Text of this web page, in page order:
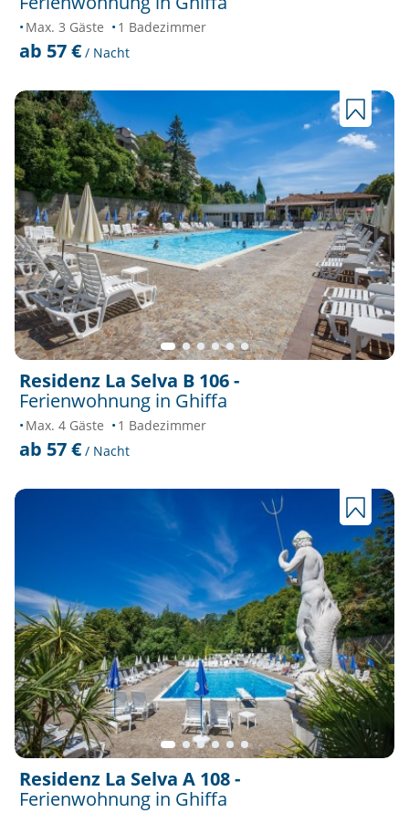
Max. 3 Gäste 1 Badezimmer
ab 57 € / Nacht
Residenz La Selva B 106 -
Ferienwohnung in Ghiffa
Max. 4 Gäste 1 Badezimmer
ab 57 € / Nacht
Residenz La Selva A 108 -
Ferienwohnung in Ghiffa